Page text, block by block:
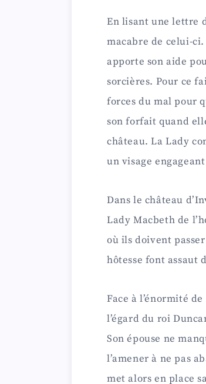
En lisant une lettre
macabre de celui-
apporte son aide
sorcières. Pour ce
forces du mal pour
son forfait quand
château. La Lady
un visage
Dans le château
Lady Macbeth de
où ils doivent
hôtesse font assaut
Face à l’énormité
l’égard du roi
Son épouse ne
l’amener à ne pas
met alors en place